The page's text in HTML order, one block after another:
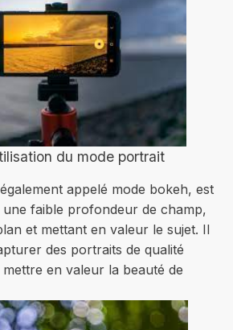
du mode portrait
appelé mode bokeh, est
faible profondeur de champ,
et mettant en valeur le sujet. Il
des portraits de qualité
en valeur la beauté de